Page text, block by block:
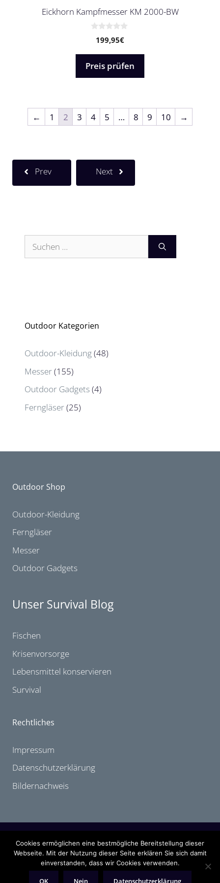
Eickhorn Kampfmesser KM 2000-BW
n
5
199,95€
Preis prüfen
← 1 2 3 4 5 … 8 9 10 →
Prev Next
Suchen
nach:
Outdoor Kategorien
Outdoor-Kleidung(48)
Messer(155)
Outdoor Gadgets (4)
Ferngläser(25)
Outdoor Shop
Outdoor-Kleidung
Ferngläser
Messer
Outdoor Gadgets
Unser Survival Blog
Fischen
Krisenvorsorge
Lebensmittel konservieren
Survival
Rechtliches
Impressum
Datenschutzerklärung
Bildernachweis
Alle Angaben ohne Gewähr. Namentlich gekennzeichnete Artikel oder
Kommentare stellen nicht unbedingt die Meinung der Redaktion dar. Erwähnte
Markennamen sind eingetragene Warenbezeichnungen der entsprechenden
Cookies ermöglichen eine bestmögliche Bereitstellung dieser
Webseite. Mit der Nutzung dieser Seite erklären Sie sich damit
einverstanden, dass wir Cookies verwenden.
OK Nein Datenschutzerklärung